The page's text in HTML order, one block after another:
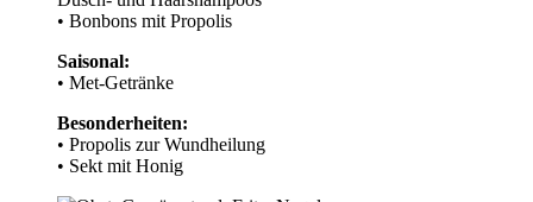
• Bonbons mit Propolis
Saisonal:
• Met-Getränke
Besonderheiten:
• Propolis zur Wundheilung
• Sekt mit Honig